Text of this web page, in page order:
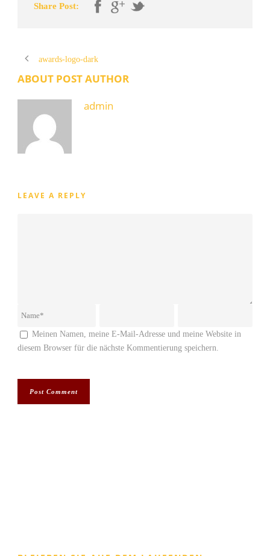
Share Post:
awards-logo-dark
ABOUT POST AUTHOR
admin
LEAVE A REPLY
Meinen Namen, meine E-Mail-Adresse und meine Website in
diesem Browser für die nächste Kommentierung speichern.